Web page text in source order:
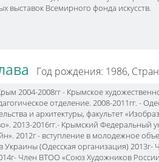
выставок Всемирного
Год рождения: 1986,
2004-2008гг - Крымское
отделение. 2008-2011гг. -
и архитектуры, факультет
2013-2016гг.- Крымский Федеральный
2012г - вступление в молодежное
(Одесская организация) 2013г-
Член ВТОО «Союз Художников